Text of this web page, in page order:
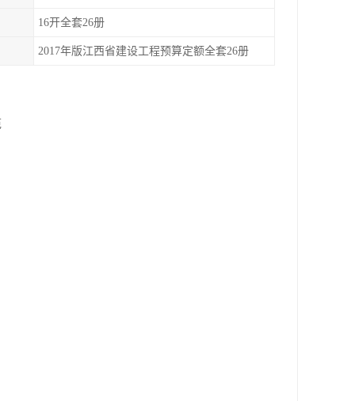
16开全套26册
2017年版江西省建设工程预算定额全套26册